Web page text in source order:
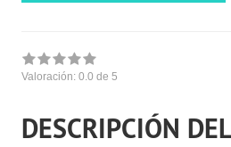
Valoración: 0.0 de 5
DESCRIPCIÓN DEL